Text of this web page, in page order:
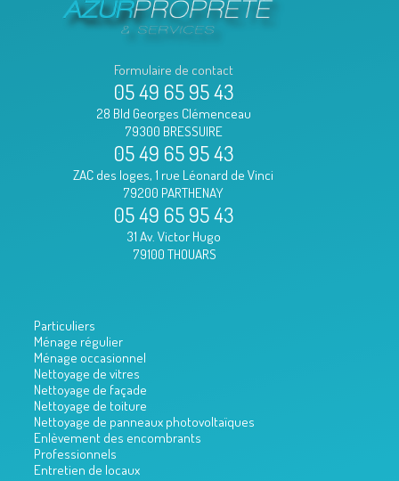
Formulaire de contact
05 49 65 95 43
28 Bld Georges Clémenceau
79300 BRESSUIRE
05 49 65 95 43
ZAC des loges, 1 rue Léonard de Vinci
79200 PARTHENAY
05 49 65 95 43
31 Av. Victor Hugo
79100 THOUARS
Particuliers
Ménage régulier
Ménage occasionnel
Nettoyage de vitres
Nettoyage de façade
Nettoyage de toiture
Nettoyage de panneaux photovoltaïques
Enlèvement des encombrants
Professionnels
Entretien de locaux